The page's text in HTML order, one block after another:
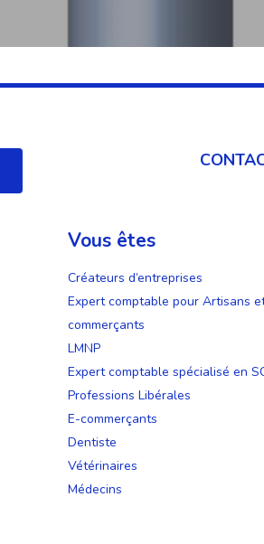
Vous êtes
Créateurs d’entreprises
Expert comptable pour Artisans
commerçants
LMNP
Expert comptable spécialisé en
Professions Libérales
E-commerçants
Dentiste
Vétérinaires
Médecins